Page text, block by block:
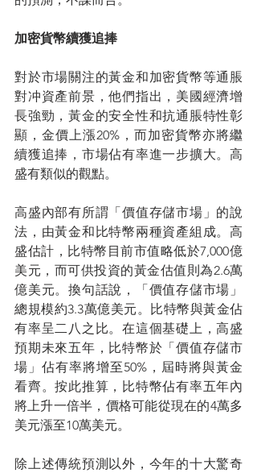
加密貨幣續獲追捧
對於市場關注的黃金和加密貨幣等通脹
對冲資產前景，他們指出，美國經濟增
長強勁，黃金的安全性和抗通脹特性彰
顯，金價上漲20%，而加密貨幣亦將繼
續獲追捧，市場佔有率進一步擴大。高
盛有類似的觀點。
高盛內部有所謂「價值存儲市場」的說
法，由黃金和比特幣兩種資產組成。高
盛估計，比特幣目前市值略低於7,000億
美元，而可供投資的黃金估值則為2.6萬
億美元。換句話說，「價值存儲市場」
總規模約3.3萬億美元。比特幣與黃金佔
有率呈二八之比。在這個基礎上，高盛
預期未來五年，比特幣於「價值存儲市
場」佔有率將增至50%，屆時將與黃金
看齊。按此推算，比特幣佔有率五年內
將上升一倍半，價格可能從現在的4萬多
美元漲至10萬美元。
除上述傳統預測以外，今年的十大驚奇